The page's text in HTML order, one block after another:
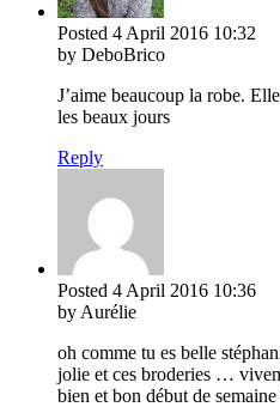
Posted 4 April 2016 10:32
by DeboBrico
J’aime beaucoup la robe.
les beaux jours
Reply
Posted 4 April 2016 10:36
by Aurélie
oh comme tu es belle
jolie et ces broderies …
bien et bon début de semaine